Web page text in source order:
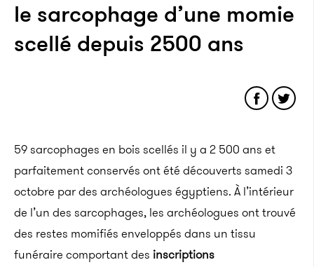
le sarcophage d’une momie
scellé depuis 2500 ans
59 sarcophages en bois scellés il y a 2 500 ans et
parfaitement conservés ont été découverts samedi 3
octobre par des archéologues égyptiens. À l’intérieur
de l’un des sarcophages, les archéologues ont trouvé
des restes momifiés enveloppés dans un tissu
funéraire comportant des inscriptions